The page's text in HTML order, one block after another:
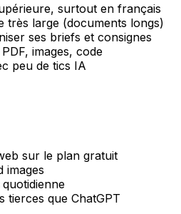
surtout en français
très large (documents longs)
ses briefs et consignes
images, code
peu de tics IA
sur le plan gratuit
images
quotidienne
tierces que ChatGPT